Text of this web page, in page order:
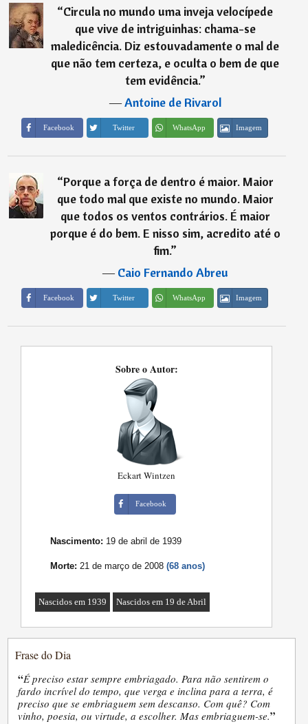
“Circula no mundo uma inveja velocí­pede
que vive de intriguinhas: chama-se
maledicência. Diz estouvadamente o mal de
que não tem certeza, e oculta o bem de que
tem evidência.”
―Antoine de Rivarol
Facebook Twitter WhatsApp Imagem
“Porque a força de dentro é maior. Maior
que todo mal que existe no mundo. Maior
que todos os ventos contrários. É maior
porque é do bem. E nisso sim, acredito até o
fim.”
―Caio Fernando Abreu
Facebook Twitter WhatsApp Imagem
Sobre o Autor:
Eckart Wintzen
Facebook
Nascimento: 19 de abril de 1939
Morte: 21 de março de 2008(68 anos)
Nascidos em 1939 Nascidos em 19 de Abril
Frase do Dia
“É preciso estar sempre embriagado. Para não sentirem o
fardo incrível do tempo, que verga e inclina para a terra, é
preciso que se embriaguem sem descanso. Com quê? Com
vinho, poesia, ou virtude, a escolher. Mas embriaguem-se.”